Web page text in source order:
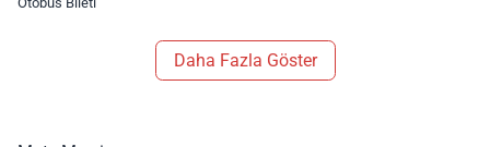
Daha Fazla Göster